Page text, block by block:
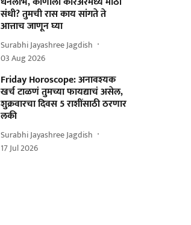
संधी? तुमची रास काय सांगते ते
आत्ताच जाणून घ्या
Surabhi Jayashree Jagdish
03 Aug 2026
Friday Horoscope: अनावश्यक
खर्च टाळणं तुमच्या फायद्याचं असेल,
शुक्रवारचा दिवस 5 राशींसाठी ठरणार
लकी
Surabhi Jayashree Jagdish
17 Jul 2026